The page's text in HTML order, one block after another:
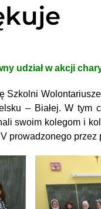
udział w akcji
Szkolni
– Białej. W
swoim kolegom i
prowadzonego przez